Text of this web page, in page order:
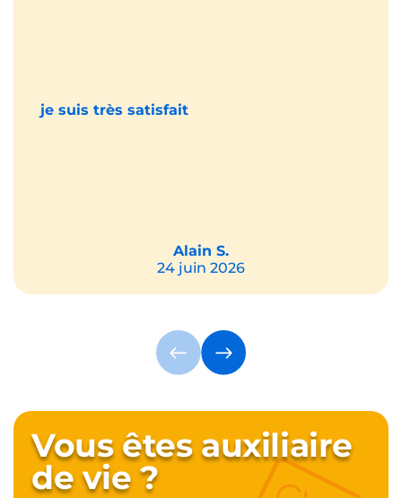
je suis très satisfait
Alain S.
24 juin 2026
Vous êtes auxiliaire
de vie ?